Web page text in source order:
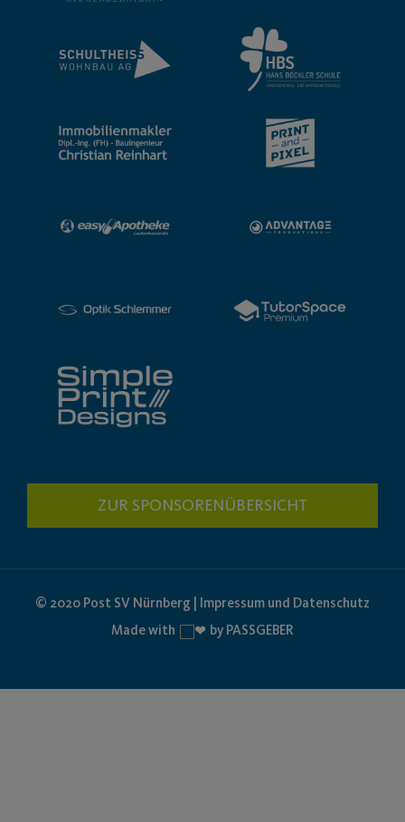
ZUR SPONSORENÜBERSICHT
© 2020 Post SV Nürnberg | Impressum und Datenschutz
Made with
by PASSGEBER